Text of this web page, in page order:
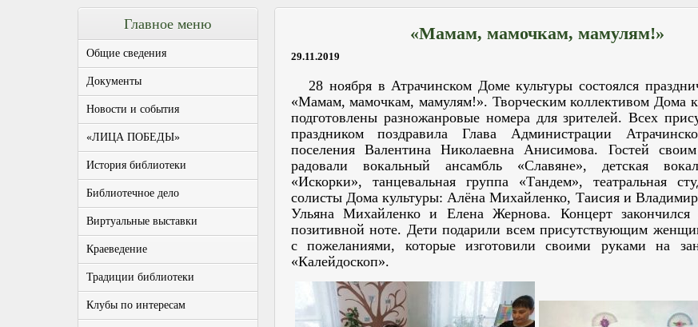
«Мамам, мамочкам, мамулям!»
29.11.2019
28 ноября в Атрачинском Доме культуры состоялся
«Мамам, мамочкам, мамулям!». Творческим коллективом Дома
подготовлены разножанровые номера для зрителей. Всех
праздником поздравила Глава Администрации
поселения Валентина Николаевна Анисимова. Гостей своим
радовали вокальный ансамбль «Славяне», детская
«Искорки», танцевальная группа «Тандем», театральная
солисты Дома культуры: Алёна Михайленко, Таисия и
Ульяна Михайленко и Елена Жернова. Концерт
позитивной ноте. Дети подарили всем присутствующим
с пожеланиями, которые изготовили своими руками на
«Калейдоскоп».
Главное меню
Общие сведения
Документы
Новости и события
«ЛИЦА ПОБЕДЫ»
История библиотеки
Библиотечное дело
Виртуальные выставки
Краеведение
Традиции библиотеки
Клубы по интересам